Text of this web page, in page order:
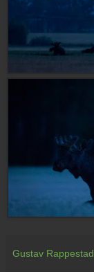
Gustav Rappestad